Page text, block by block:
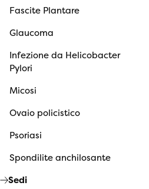
Fascite Plantare
Glaucoma
Infezione da Helicobacter
Pylori
Micosi
Ovaio policistico
Psoriasi
Spondilite anchilosante
Sedi